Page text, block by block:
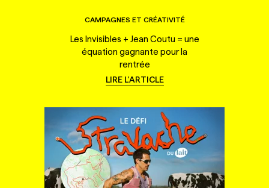
CAMPAGNES ET CRÉATIVITÉ
Les Invisibles + Jean Coutu = une
équation gagnante pour la
rentrée
LIRE L'ARTICLE